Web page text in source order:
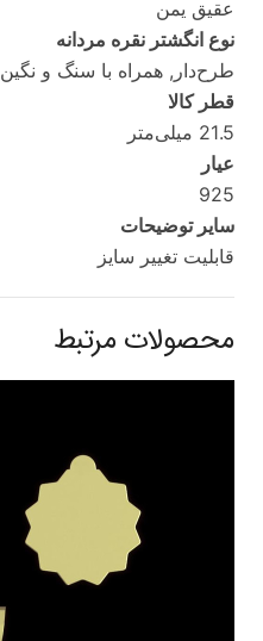
عقیق یمن
نوع انگشتر نقره مردانه
طرح‌دار, همراه با سنگ و نگین
قطر کالا
21.5 میلی‌متر
عیار
925
سایر توضیحات
قابلیت تغییر سایز
محصولات مرتبط